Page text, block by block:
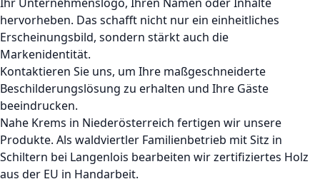
hervorheben. Das schafft nicht nur ein einheitliches
Erscheinungsbild, sondern stärkt auch die
Markenidentität.
Kontaktieren Sie uns, um Ihre maßgeschneiderte
Beschilderungslösung zu erhalten und Ihre Gäste
beeindrucken.
Nahe Krems in Niederösterreich fertigen wir unsere
Produkte. Als waldviertler Familienbetrieb mit Sitz in
Schiltern bei Langenlois bearbeiten wir zertifiziertes Holz
aus der EU in Handarbeit.